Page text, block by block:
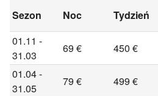
Sezon Noc Tydzień
01.11 -
31.03
69 € 450 €
01.04 -
31.05
79 € 499 €